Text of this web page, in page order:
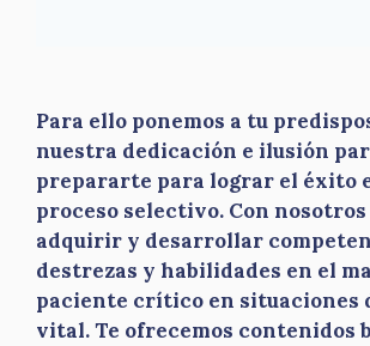
Para ello ponemos a tu
nuestra dedicación e ilusión
prepararte para lograr el éxito
proceso selectivo. Con nosotros
adquirir y desarrollar
destrezas y habilidades en el
paciente crítico en situaciones
vital. Te ofrecemos contenidos